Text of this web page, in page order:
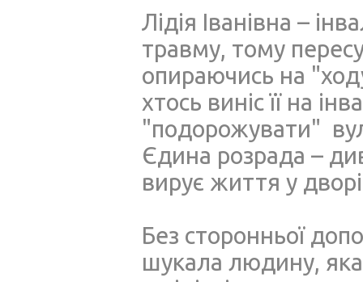
Лідія Іванівна –
травму, тому
опираючись на
хтось виніс її на
"подорожувати"
Єдина розрада –
вирує життя у
Без сторонньої
шукала людину, яка